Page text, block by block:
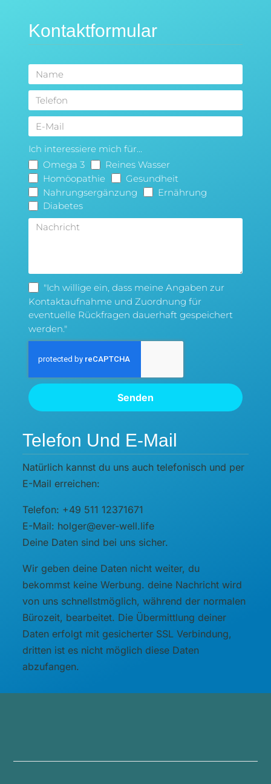
Kontaktformular
Ich interessiere mich für...
Omega 3
Reines Wasser
Homöopathie
Gesundheit
Nahrungsergänzung
Ernährung
Diabetes
"Ich willige ein, dass meine Angaben zur
Kontaktaufnahme und Zuordnung für
eventuelle Rückfragen dauerhaft gespeichert
werden."
Senden
Telefon Und E-Mail
Natürlich kannst du uns auch telefonisch und per
E-Mail erreichen:
Telefon: +49 511 12371671
E-Mail: holger@ever-well.life
Deine Daten sind bei uns sicher.
Wir geben deine Daten nicht weiter, du
bekommst keine Werbung. deine Nachricht wird
von uns schnellstmöglich, während der normalen
Bürozeit, bearbeitet. Die Übermittlung deiner
Daten erfolgt mit gesicherter SSL Verbindung,
dritten ist es nicht möglich diese Daten
abzufangen.